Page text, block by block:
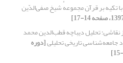
تکیه بر قرآن مجموعهٔ شیخ صفی‌الدّین
نقاشی: تحلیل دیباچه قطب‌الدین محمد
جامعه‌شناسی تاریخی تحلیلی[دوره